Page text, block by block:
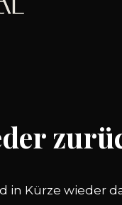
in Kürze wieder